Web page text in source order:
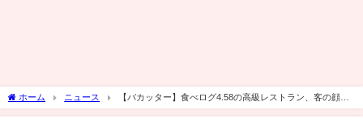
ホーム ニュース
【バカッター】食べログ4.58の高級レストラン、客の顔面
にモンブランをぶっかけ